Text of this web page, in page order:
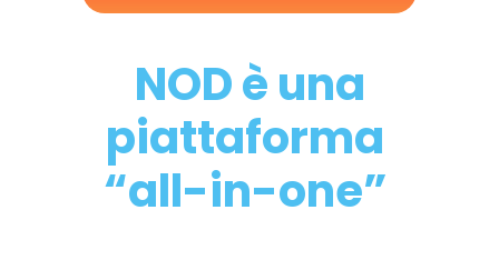
NOD è una
piattaforma
“all-in-one”